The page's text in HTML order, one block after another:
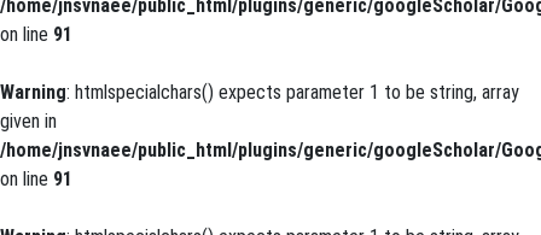
/home/jnsvnaee/public_html/plugins/generic/googleScholar/
on line 91
Warning: htmlspecialchars() expects parameter 1 to be string, array
given in
/home/jnsvnaee/public_html/plugins/generic/googleScholar/
on line 91